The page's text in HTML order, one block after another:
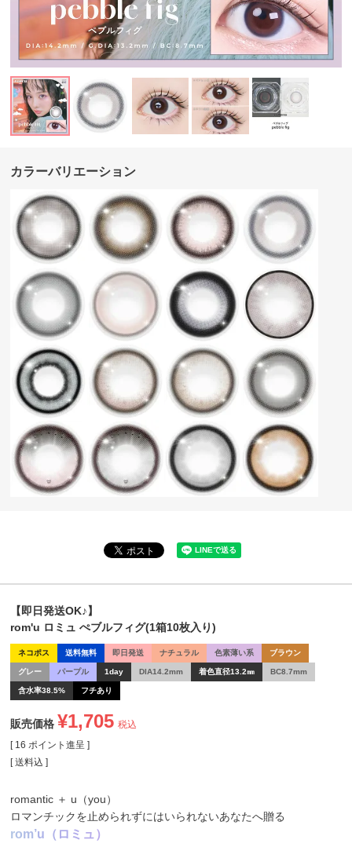
カラーバリエーション
【即日発送OK♪】
rom'u ロミュ ぺブルフィグ(1箱10枚入り)
ネコポス 送料無料 即日発送 ナチュラル 色素薄い系 ブラウン
グレー パープル 1day DIA14.2mm 着色直径13.2㎜ BC8.7mm
含水率38.5% フチあり
販売価格 ¥1,705 税込
[ 16 ポイント進呈 ]
送料込
romantic ＋ u（you）
ロマンチックを止められずにはいられないあなたへ贈る
rom’u （ ロ ミ ュ）